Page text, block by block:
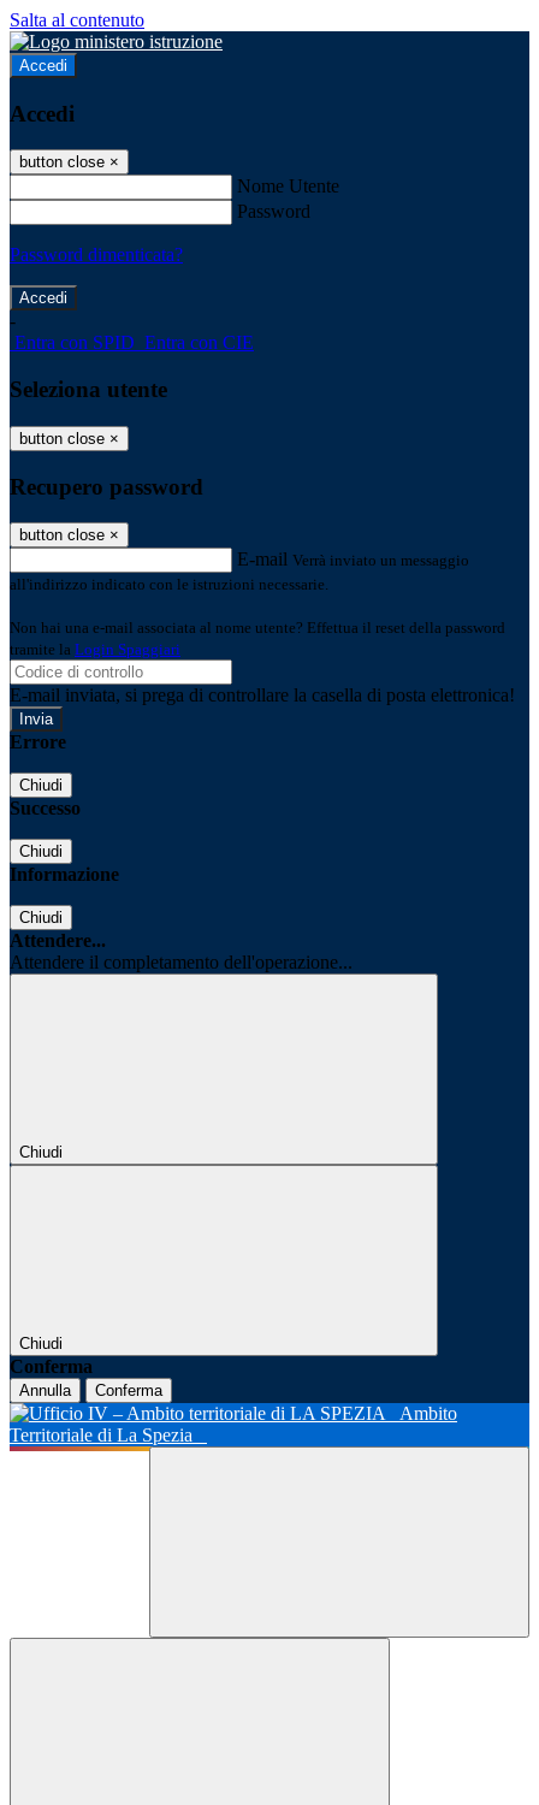
Salta al contenuto
Accedi
Accedi
button close ×
Nome Utente
Password
Password dimenticata?
-
Entra con SPID Entra con CIE
Seleziona utente
button close ×
Recupero password
button close ×
E-mail Verrà inviato un messaggio
all'indirizzo indicato con le istruzioni necessarie.
Non hai una e-mail associata al nome utente? Effettua il reset della password
tramite la Login Spaggiari
E-mail inviata, si prega di controllare la casella di posta elettronica!
Errore
Chiudi
Successo
Chiudi
Informazione
Chiudi
Attendere...
Attendere il completamento dell'operazione...
Chiudi
Chiudi
Conferma
Annulla Conferma
Ambito
Territoriale di La Spezia